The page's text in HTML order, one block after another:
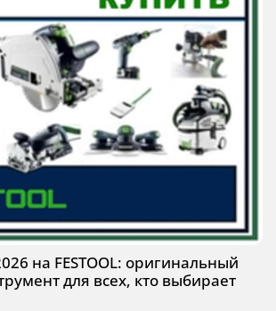
на FESTOOL: оригинальный
для всех, кто выбирает